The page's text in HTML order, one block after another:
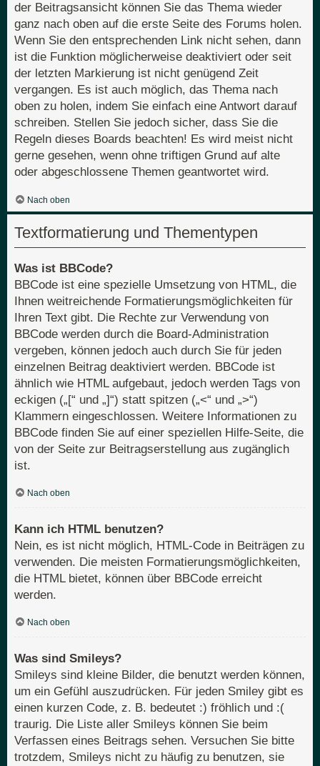
der Beitragsansicht können Sie das Thema wieder
ganz nach oben auf die erste Seite des Forums holen.
Wenn Sie den entsprechenden Link nicht sehen, dann
ist die Funktion möglicherweise deaktiviert oder seit
der letzten Markierung ist nicht genügend Zeit
vergangen. Es ist auch möglich, das Thema nach
oben zu holen, indem Sie einfach eine Antwort darauf
schreiben. Stellen Sie jedoch sicher, dass Sie die
Regeln dieses Boards beachten! Es wird meist nicht
gerne gesehen, wenn ohne triftigen Grund auf alte
oder abgeschlossene Themen geantwortet wird.
Nach oben
Textformatierung und Thementypen
Was ist BBCode?
BBCode ist eine spezielle Umsetzung von HTML, die
Ihnen weitreichende Formatierungsmöglichkeiten für
Ihren Text gibt. Die Rechte zur Verwendung von
BBCode werden durch die Board-Administration
vergeben, können jedoch auch durch Sie für jeden
einzelnen Beitrag deaktiviert werden. BBCode ist
ähnlich wie HTML aufgebaut, jedoch werden Tags von
eckigen („[“ und „]“) statt spitzen („<“ und „>“)
Klammern eingeschlossen. Weitere Informationen zu
BBCode finden Sie auf einer speziellen Hilfe-Seite, die
von der Seite zur Beitragserstellung aus zugänglich
ist.
Nach oben
Kann ich HTML benutzen?
Nein, es ist nicht möglich, HTML-Code in Beiträgen zu
verwenden. Die meisten Formatierungsmöglichkeiten,
die HTML bietet, können über BBCode erreicht
werden.
Nach oben
Was sind Smileys?
Smileys sind kleine Bilder, die benutzt werden können,
um ein Gefühl auszudrücken. Für jeden Smiley gibt es
einen kurzen Code, z. B. bedeutet :) fröhlich und :(
traurig. Die Liste aller Smileys können Sie beim
Verfassen eines Beitrags sehen. Versuchen Sie bitte
trotzdem, Smileys nicht zu häufig zu benutzen, sie